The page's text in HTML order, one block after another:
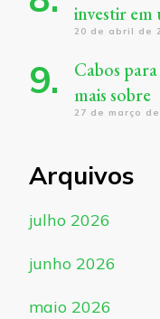
investir em
20 de abril de
Cabos
mais sobre
27 de março
Arquivos
julho 2026
junho 2026
maio 2026